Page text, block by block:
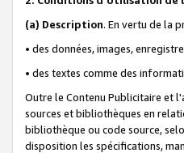
(a) Description. En vertu de la
• des données, images,
• des textes comme des
Outre le Contenu Publicitaire et
sources et bibliothèques en
bibliothèque ou code source,
disposition les spécifications,